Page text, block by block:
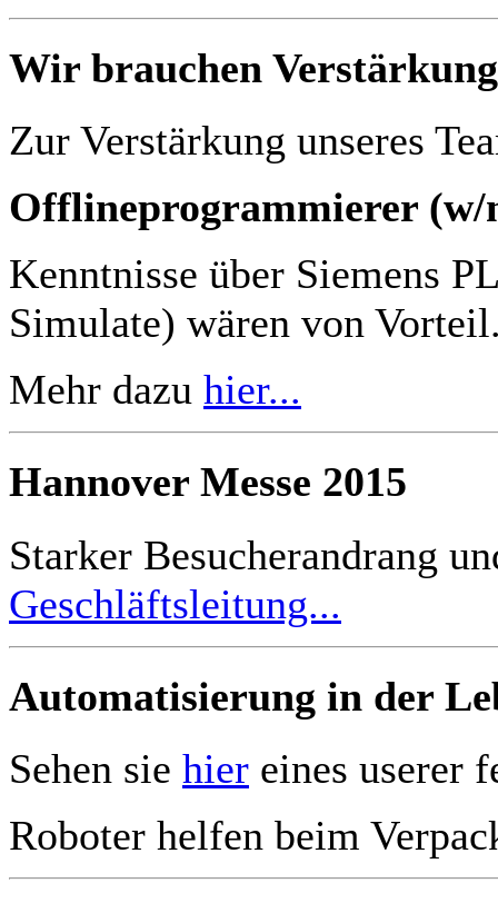
Wir brauchen
Zur Verstärkung unseres
Offlineprogrammierer
Kenntnisse über Siemens
Simulate) wären von
Mehr dazu hier...
Hannover Messe 2015
Starker Besucherandrang
Geschläftsleitung...
Automatisierung in der
Sehen sie hier eines userer
Roboter helfen beim